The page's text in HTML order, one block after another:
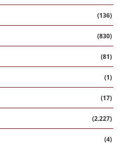
(136)
(830)
(81)
(1)
(17)
(2.227)
(4)